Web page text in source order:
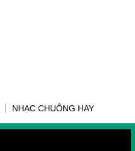
NHẠC CHUÔNG HAY